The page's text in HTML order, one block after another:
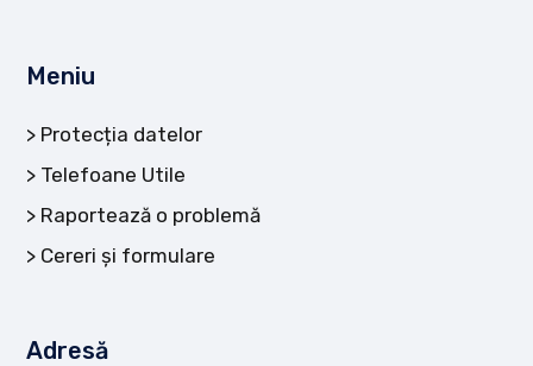
Meniu
Protecția datelor
Telefoane Utile
Raportează o problemă
Cereri și formulare
Adresă